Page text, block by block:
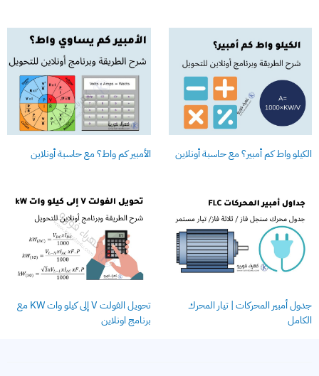
الكيلو واط كم أمبير؟ مع حاسبة أونلاين الأمبير كم واط؟ مع حاسبة أونلاين
جدول أمبير المحركات | تيار المحرك
الكامل
تحويل الفولت V إلى كيلو وات KW مع
برنامج اونلاين